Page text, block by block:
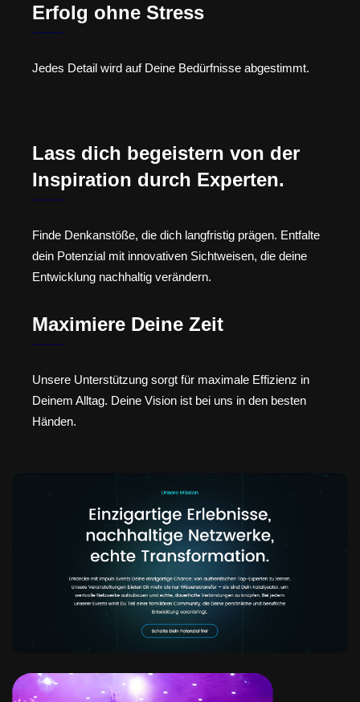
Erfolg ohne Stress
Jedes Detail wird auf Deine Bedürfnisse abgestimmt.
Lass dich begeistern von der
Inspiration durch Experten.
Finde Denkanstöße, die dich langfristig prägen. Entfalte
dein Potenzial mit innovativen Sichtweisen, die deine
Entwicklung nachhaltig verändern.
Maximiere Deine Zeit
Unsere Unterstützung sorgt für maximale Effizienz in
Deinem Alltag. Deine Vision ist bei uns in den besten
Händen.